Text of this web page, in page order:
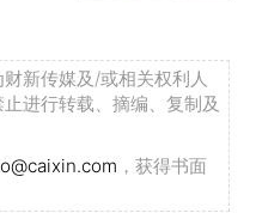
新传媒及/或相关权利人
进行转载、摘编、复制及
，获得书面